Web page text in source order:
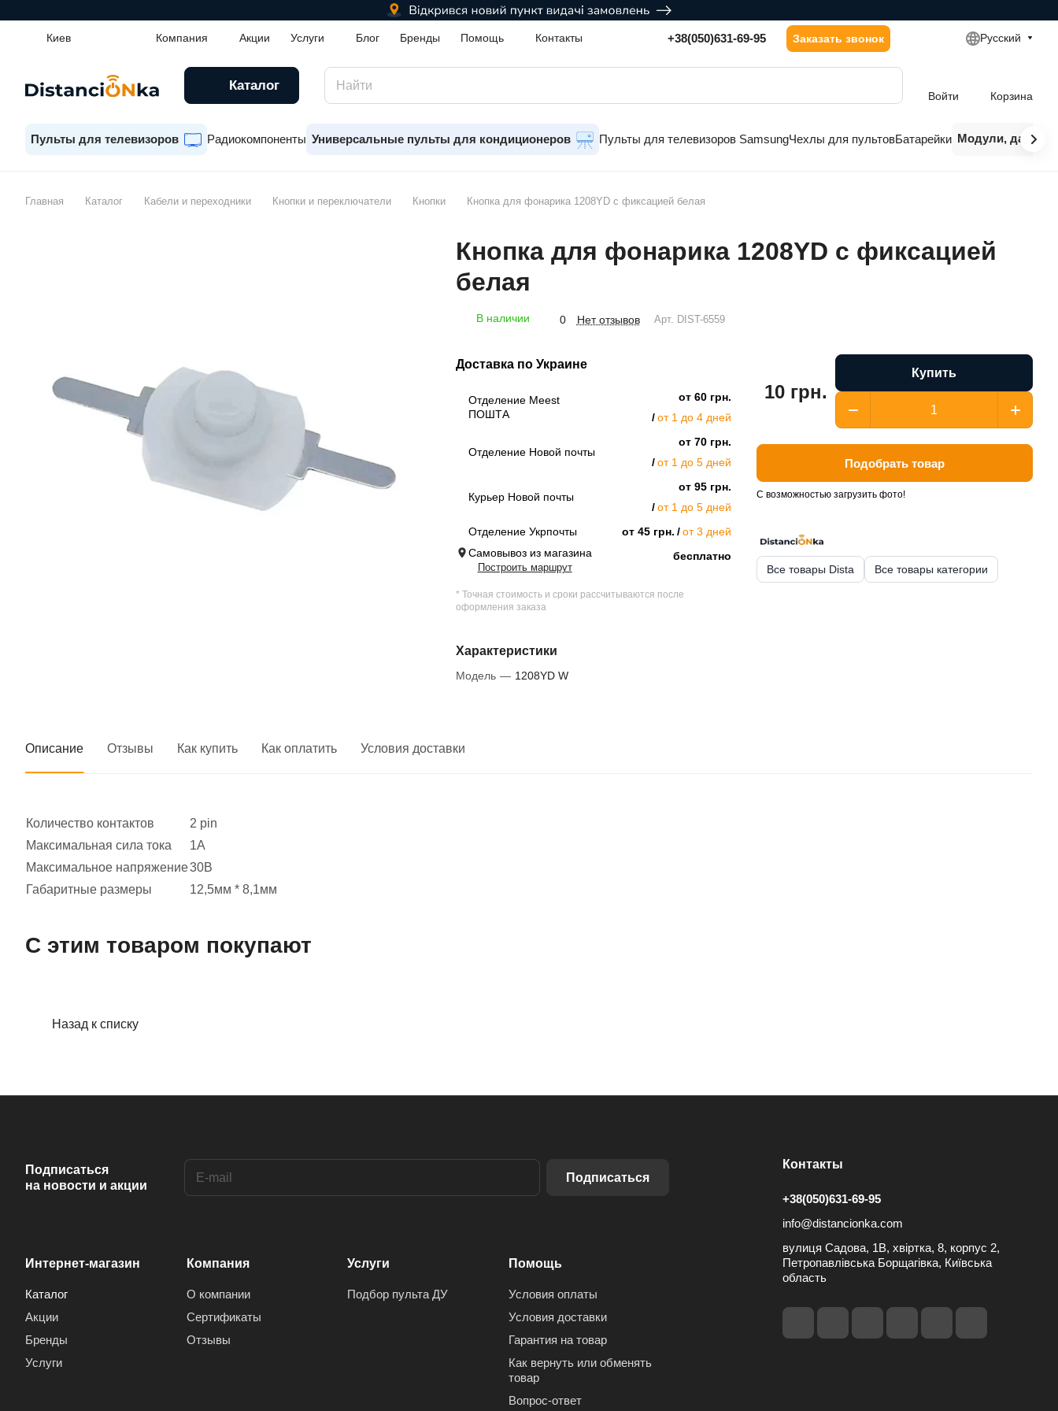
Киев Компания Акции Услуги Блог Бренды Помощь Контакты +38(050)631-69-95 Заказать звонок Русский
Каталог
Войти Корзина
Пульты для телевизоров Радиокомпоненты Универсальные пульты для кондиционеров Пульты для телевизоров SamsungЧехлы для пультовБатарейки Модули,
Главная Каталог Кабели и переходники Кнопки и переключатели Кнопки Кнопка для фонарика 1208YD c фиксацией белая
Кнопка для фонарика 1208YD c фиксацией
белая
В наличии 0 Нет отзывов Арт. DIST-6559
Доставка по Украине
Отделение Meest
ПОШТА
от 60 грн.
от 1 до 4 дней
Отделение Новой почты
от 70 грн.
от 1 до 5 дней
Курьер Новой почты
от 95 грн.
от 1 до 5 дней
Отделение Укрпочты
от 45 грн.
от 3 дней
Самовывоз из магазина
Построить маршрут
бесплатно
* Точная стоимость и сроки рассчитываются после
оформления заказа
Характеристики
Модель — 1208YD W
10 грн.
Купить
Подобрать товар
С возможностью загрузить фото!
Все товары Dista Все товары категории
Описание Отзывы Как купить Как оплатить Условия доставки
Количество контактов
2 pin
Максимальная сила тока
1А
Максимальное напряжение30В
Габаритные размеры
12,5мм * 8,1мм
С этим товаром покупают
Назад к списку
Подписаться
на новости и акции
Подписаться
Интернет-магазин
Каталог
Акции
Бренды
Услуги
Компания
О компании
Сертификаты
Отзывы
Услуги
Подбор пульта ДУ
Помощь
Условия оплаты
Условия доставки
Гарантия на товар
Как вернуть или обменять
товар
Вопрос-ответ
Контакты
+38(050)631-69-95
info@distancionka.com
вулиця Садова, 1В, хвіртка, 8, корпус 2,
Петропавлівська Борщагівка, Київська
область